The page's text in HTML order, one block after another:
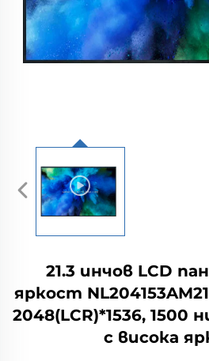
21.3 инчов LCD
яркост
2048(LCR)*1536, 1500
с висока